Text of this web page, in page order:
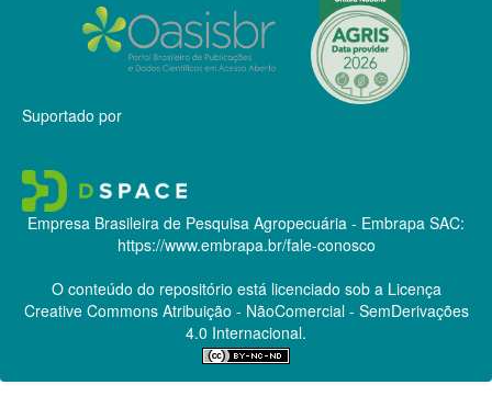
Suportado por
Empresa Brasileira de Pesquisa Agropecuária - Embrapa SAC:
https://www.embrapa.br/fale-conosco
O conteúdo do repositório está licenciado sob a Licença
Creative CommonsAtribuição - NãoComercial - SemDerivações
4.0 Internacional.